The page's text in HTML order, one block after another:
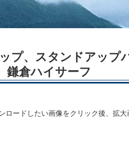
プ、スタンドアップ
倉ハイサーフ
ロードしたい画像をクリック後、拡